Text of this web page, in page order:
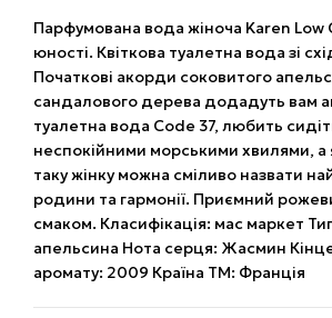
Парфумована вода жіноча Karen Low
юності. Квіткова туалетна вода зі
Початкові акорди соковитого
сандалового дерева додадуть вам
туалетна вода Code 37, любить
неспокійними морськими хвилями, а
таку жінку можна сміливо назвати
родини та гармонії. Приємний
смаком. Класифікація: мас маркет
апельсина Нота серця: Жасмин
аромату: 2009 Країна ТМ: Франція